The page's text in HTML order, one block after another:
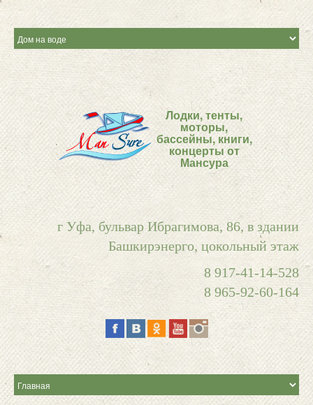
Лодки, тенты,
моторы,
бассейны, книги,
концерты от
Мансура
г Уфа, бульвар Ибрагимова, 86, в здании
Башкирэнерго, цокольный этаж
8 917-41-14-528
8 965-92-60-164